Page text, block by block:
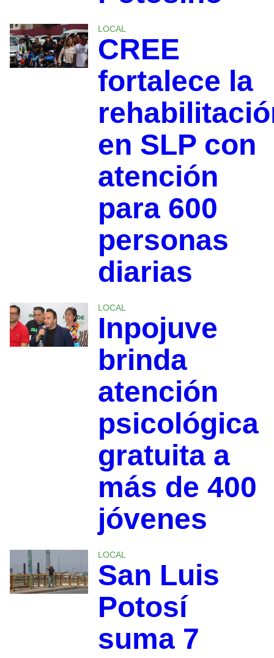
LOCAL
CREE
fortalece la
en SLP con
atención
para 600
personas
diarias
LOCAL
Inpojuve
brinda
atención
psicológica
gratuita a
más de 400
jóvenes
LOCAL
San Luis
Potosí
suma 7